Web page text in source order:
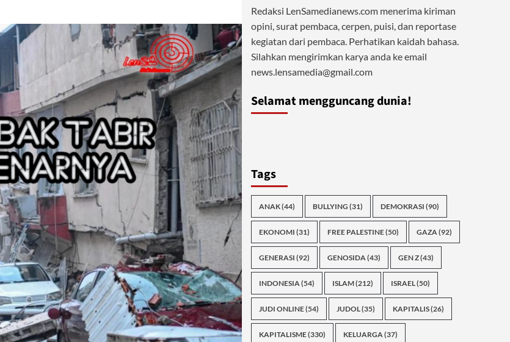
Redaksi LenSamedianews.com menerima kiriman
opini, surat pembaca, cerpen, puisi, dan reportase
kegiatan dari pembaca. Perhatikan kaidah bahasa.
Silahkan mengirimkan karya anda ke email
news.lensamedia@gmail.com
Selamat mengguncang dunia!
Tags
ANAK(44) BULLYING (31) DEMOKRASI (90)
EKONOMI (31) FREE PALESTINE(50) GAZA(92)
GENERASI (92) GENOSIDA(43) GEN Z(43)
INDONESIA(54) ISLAM(212) ISRAEL(50)
JUDI ONLINE(54) JUDOL(35) KAPITALIS(26)
KAPITALISME(330) KELUARGA(37)